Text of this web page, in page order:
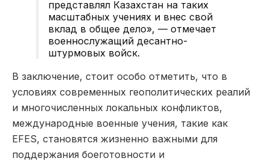
представлял Казахстан на таких
масштабных учениях и внес свой
вклад в общее дело», — отмечает
военнослужащий десантно-
штурмовых войск.
В заключение, стоит особо отметить, что в
условиях современных геополитических реалий
и многочисленных локальных конфликтов,
международные военные учения, такие как
EFES, становятся жизненно важными для
поддержания боеготовности и